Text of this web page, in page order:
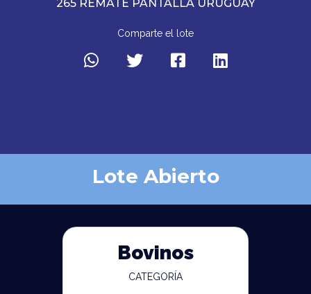
265 REMATE PANTALLA URUGUAY
Comparte el lote
Lote Abierto
Bovinos
CATEGORÍA